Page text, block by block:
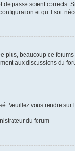
passe soient
et qu’il soit
beaucoup de
aux discussions du
Veuillez vous rendre sur
du forum.